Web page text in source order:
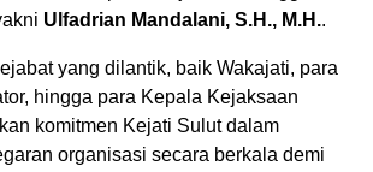
Ulfadrian Mandalani, S.H., M.H..
yang dilantik, baik Wakajati, para
hingga para Kepala Kejaksaan
komitmen Kejati Sulut dalam
organisasi secara berkala demi